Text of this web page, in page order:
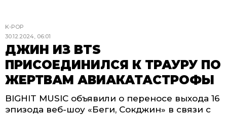
K-POP
30.12.2024, 06:01
ДЖИН ИЗ BTS
ПРИСОЕДИНИЛСЯ К ТРАУРУ ПО
ЖЕРТВАМ АВИАКАТАСТРОФЫ
BIGHIT MUSIC объявили о переносе выхода 16
эпизода веб-шоу «Беги, Сокджин» в связи с